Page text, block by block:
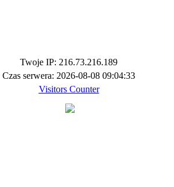
Twoje IP: 216.73.216.189
Czas serwera: 2026-08-08 09:04:33
Visitors Counter